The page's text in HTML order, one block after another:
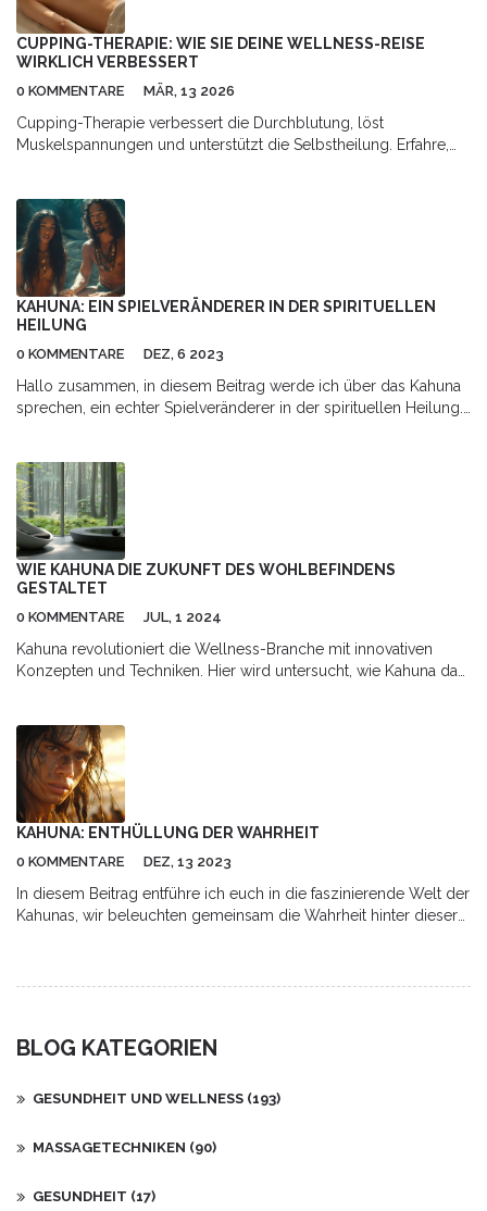
sondern auch Ihr seelisches Wohlbefinden fördern können.
Tauchen Sie ein in die Welt der Wellness und entdecken Sie, wie
Sie durch schwedische Massage zu einem gesünderen
CUPPING-THERAPIE: WIE SIE DEINE WELLNESS-REISE
WIRKLICH VERBESSERT
0 KOMMENTARE MÄR, 13 2026
Cupping-Therapie verbessert die Durchblutung, löst
Muskelspannungen und unterstützt die Selbstheilung. Erfahre,
KAHUNA: EIN SPIELVERÄNDERER IN DER SPIRITUELLEN
HEILUNG
0 KOMMENTARE DEZ, 6 2023
Hallo zusammen, in diesem Beitrag werde ich über das Kahuna
sprechen, ein echter Spielveränderer in der spirituellen Heilung.
auswirken kann. Diese alte Heilmethode hat das Potenzial, unser
Verständnis von Wellness und spiritueller Heilung zu
revolutionieren. Ich freue mich darauf, diese faszinierende Welt
mit euch zu erkunden!
WIE KAHUNA DIE ZUKUNFT DES WOHLBEFINDENS
GESTALTET
0 KOMMENTARE JUL, 1 2024
Kahuna revolutioniert die Wellness-Branche mit innovativen
Konzepten und Techniken. Hier wird untersucht, wie Kahuna das
Diese Entwicklungen verändern die Art und Weise, wie wir auf
unser Wohlbefinden achten.
KAHUNA: ENTHÜLLUNG DER WAHRHEIT
0 KOMMENTARE DEZ, 13 2023
In diesem Beitrag entführe ich euch in die faszinierende Welt der
Kahunas, wir beleuchten gemeinsam die Wahrheit hinter dieser
auf eine spannende Entdeckungsreise!
BLOG KATEGORIEN
GESUNDHEIT UND WELLNESS (193)
MASSAGETECHNIKEN (90)
GESUNDHEIT (17)